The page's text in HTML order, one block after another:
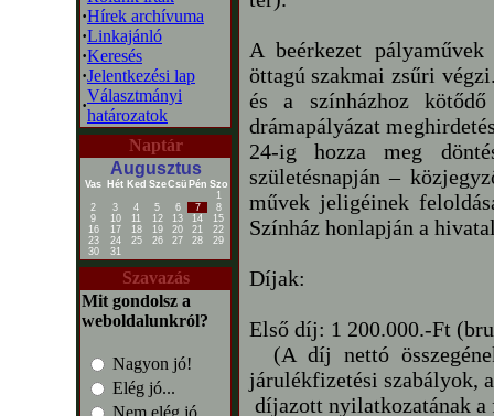
·Hírek archívuma
·Linkajánló
·Keresés
·Jelentkezési lap
·
Választmányi
határozatok
Naptár
Augusztus
Vas Hét Ked SzeCsü Pén Szo
1
2
3 4 5 6 7
8
9
10 11 12 13 14
15
16
17 18 19 20 21
22
23
24 25 26 27 28
29
30
31
Szavazás
Mit gondolsz a
weboldalunkról?
Nagyon jó!
Elég jó...
Nem elég jó...
A beérkezet
öttagú szakmai zsűri
és a színházhoz
drámapályázat
24-ig hozza meg
születésnapján –
művek jeligéinek
Színház honlapján a
Díjak:
Első díj: 1 200.000.-Ft
(A díj nettó
járulékfizetési szabályok, a
díjazott nyilatkozatának